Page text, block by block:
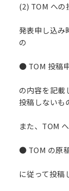
(2) TOM への
発表申し込み
の
● TOM 投稿
の内容を記載
投稿しないも
また、TOM
● TOM の原
に従って投稿